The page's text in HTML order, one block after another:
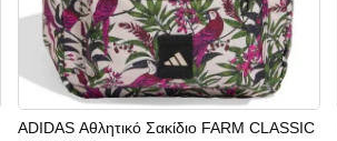
ADIDAS Αθλητικό Σακίδιο FARM CLASSIC